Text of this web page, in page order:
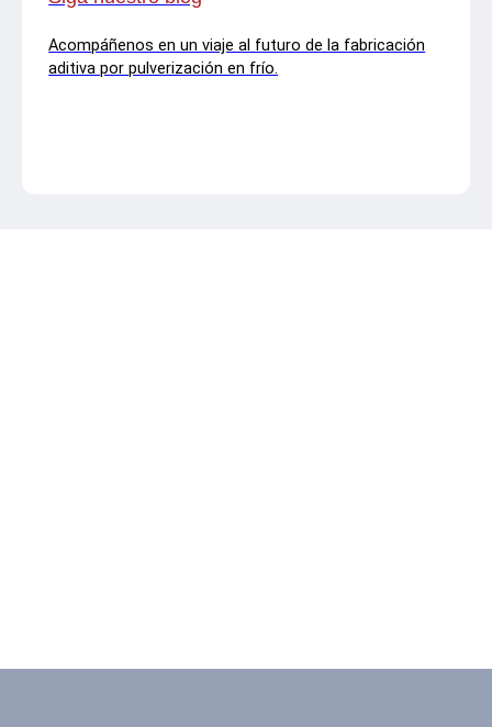
Acompáñenos en un viaje al futuro de la fabricación
aditiva por pulverización en frío.